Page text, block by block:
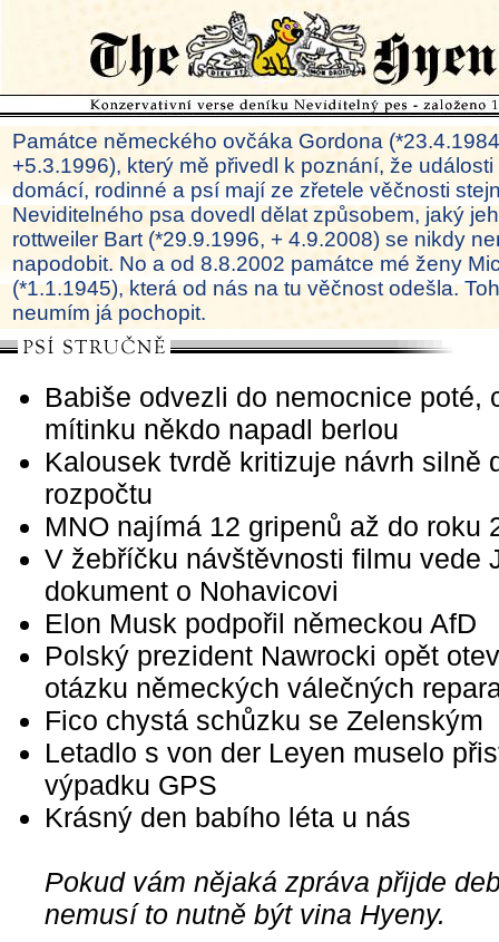
Památce německého ovčáka Gordona
+5.3.1996), který mě přivedl k poznání, že
domácí, rodinné a psí mají ze zřetele věčnosti
Neviditelného psa dovedl dělat způsobem, jaký
rottweiler Bart (*29.9.1996, + 4.9.2008) se nikdy
napodobit. No a od 8.8.2002 památce mé ženy
(*1.1.1945), která od nás na tu věčnost odešla.
neumím já pochopit.
Babiše odvezli do nemocnice poté,
mítinku někdo napadl berlou
Kalousek tvrdě kritizuje návrh silně
rozpočtu
MNO najímá 12 gripenů až do roku
V žebříčku návštěvnosti filmu vede
dokument o Nohavicovi
Elon Musk podpořil německou AfD
Polský prezident Nawrocki opět
otázku německých válečných
Fico chystá schůzku se Zelenským
Letadlo s von der Leyen muselo
výpadku GPS
Krásný den babího léta u nás
Pokud vám nějaká zpráva přijde
nemusí to nutně být vina Hyeny.